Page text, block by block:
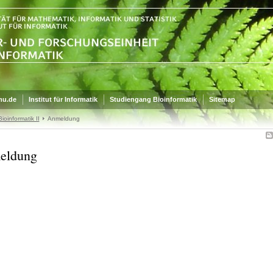
Institut für Informatik Studiengang Bioinformatik Sitemap
II Anmeldung